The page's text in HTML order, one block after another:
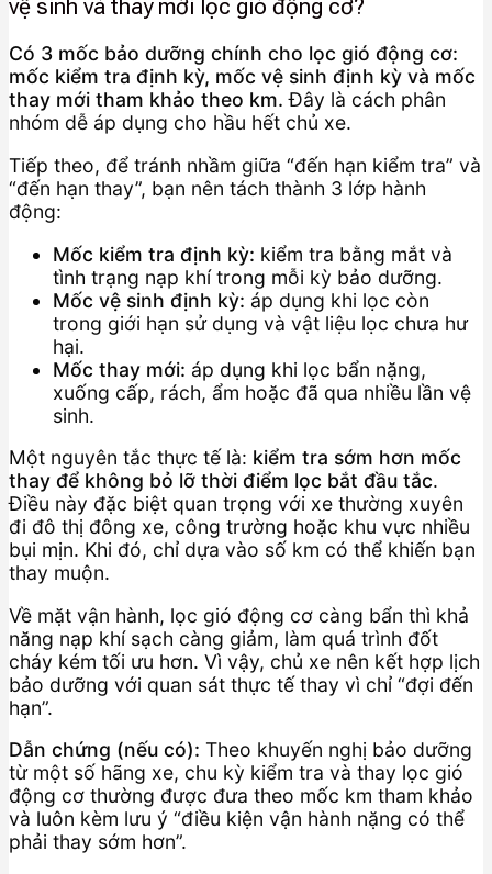
vệ sinh và thay mới lọc gió động cơ?
Có 3 mốc bảo dưỡng chính cho lọc gió động cơ:
mốc kiểm tra định kỳ, mốc vệ sinh định kỳ và mốc
thay mới tham khảo theo km. Đây là cách phân
nhóm dễ áp dụng cho hầu hết chủ xe.
Tiếp theo, để tránh nhầm giữa “đến hạn kiểm tra” và
“đến hạn thay”, bạn nên tách thành 3 lớp hành
động:
Mốc kiểm tra định kỳ: kiểm tra bằng mắt và
tình trạng nạp khí trong mỗi kỳ bảo dưỡng.
Mốc vệ sinh định kỳ: áp dụng khi lọc còn
trong giới hạn sử dụng và vật liệu lọc chưa hư
hại.
Mốc thay mới: áp dụng khi lọc bẩn nặng,
xuống cấp, rách, ẩm hoặc đã qua nhiều lần vệ
sinh.
Một nguyên tắc thực tế là: kiểm tra sớm hơn mốc
thay để không bỏ lỡ thời điểm lọc bắt đầu tắc.
Điều này đặc biệt quan trọng với xe thường xuyên
đi đô thị đông xe, công trường hoặc khu vực nhiều
bụi mịn. Khi đó, chỉ dựa vào số km có thể khiến bạn
thay muộn.
Về mặt vận hành, lọc gió động cơ càng bẩn thì khả
năng nạp khí sạch càng giảm, làm quá trình đốt
cháy kém tối ưu hơn. Vì vậy, chủ xe nên kết hợp lịch
bảo dưỡng với quan sát thực tế thay vì chỉ “đợi đến
hạn”.
Dẫn chứng (nếu có): Theo khuyến nghị bảo dưỡng
từ một số hãng xe, chu kỳ kiểm tra và thay lọc gió
động cơ thường được đưa theo mốc km tham khảo
và luôn kèm lưu ý “điều kiện vận hành nặng có thể
phải thay sớm hơn”.